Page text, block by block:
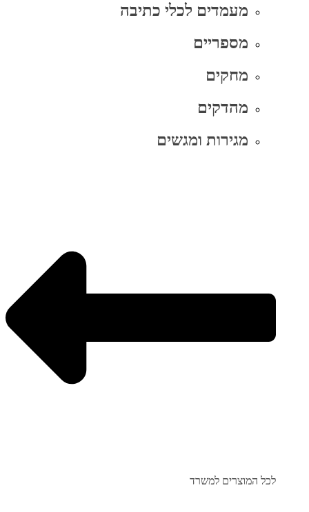
מעמדים לכלי כתיבה
מספריים
מחקים
מהדקים
מגירות ומגשים
לכל המוצרים למשרד